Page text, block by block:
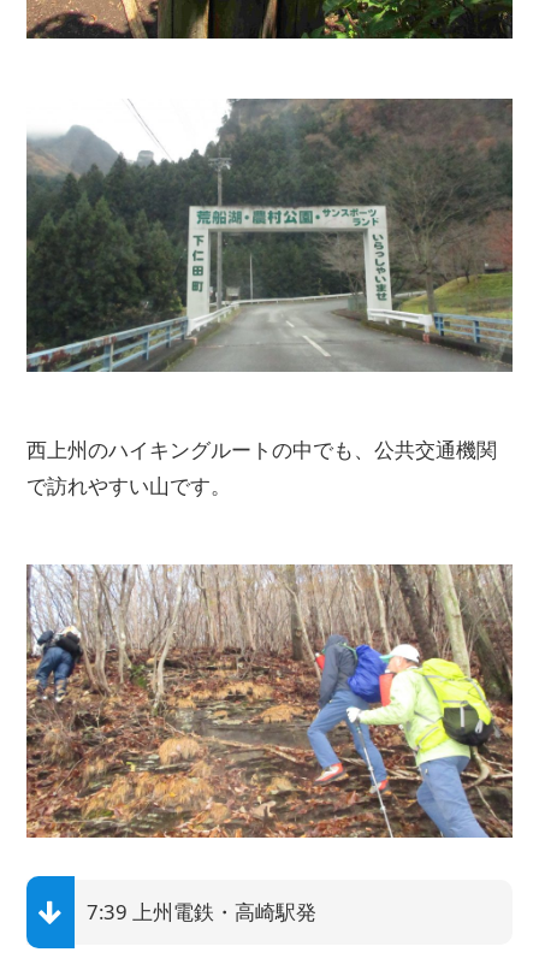
西上州のハイキングルートの中でも、公共交通機関
で訪れやすい山です。
7:39 上州電鉄・高崎駅発